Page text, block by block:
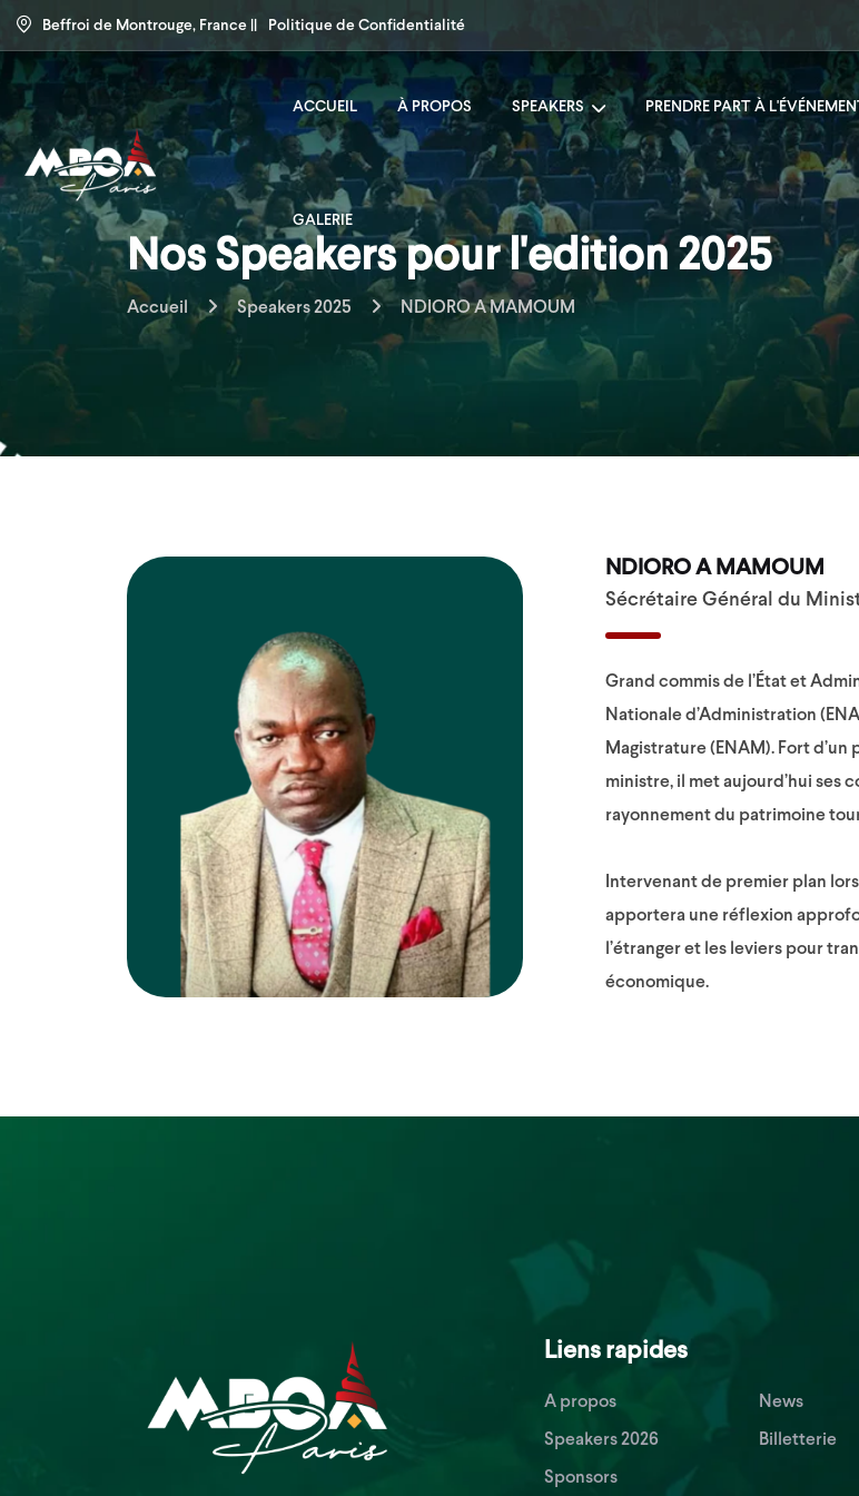
Beffroi de Montrouge, France || Politique de Confidentialité
ACCUEIL À PROPOS SPEAKERS PRENDRE PART À
GALERIE
Nos Speakers pour l'edition 2025
Accueil Speakers 2025 NDIORO A MAMOUM
NDIORO A MAMOUM
Sécrétaire Général du
Grand commis de l’État et
Nationale d’Administration
Magistrature (ENAM). Fort
ministre, il met aujourd’hui ses
rayonnement du patrimoine
Intervenant de premier plan
apportera une réflexion
l’étranger et les leviers pour
économique.
Liens rapides
A propos
Speakers 2026
Sponsors
News
Billetterie